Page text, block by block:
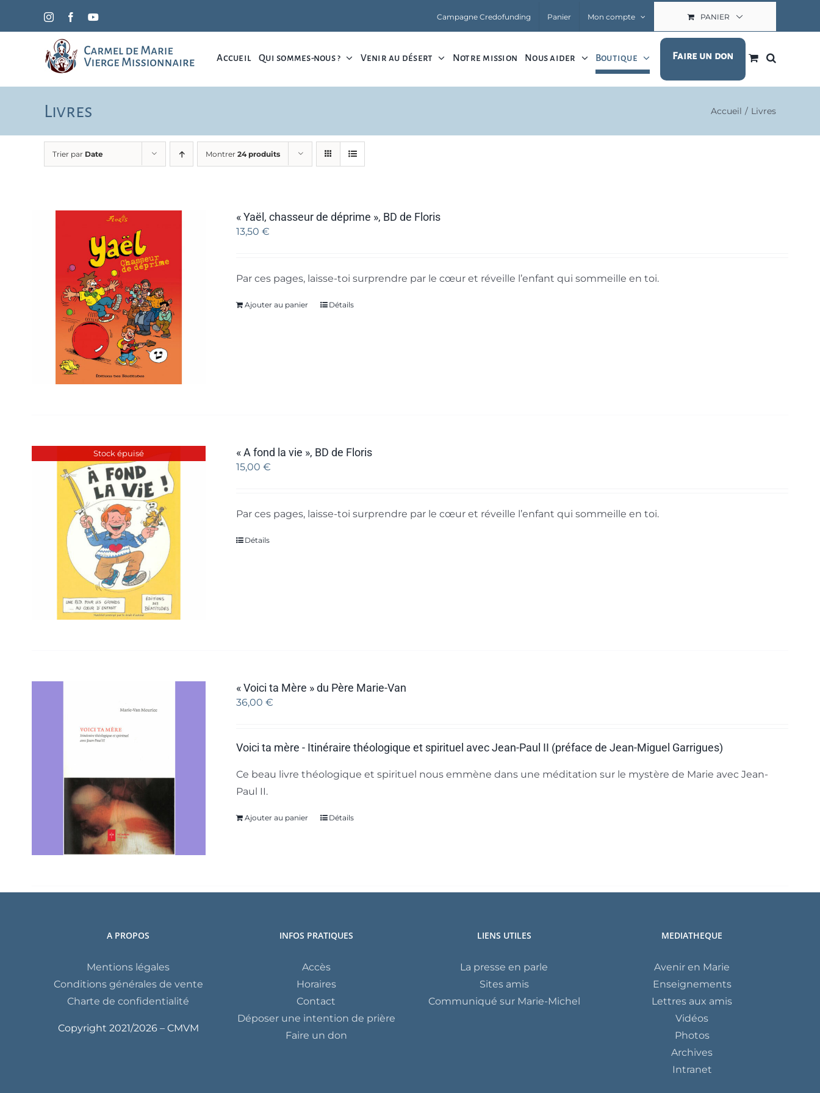
InstagramFacebookYouTube Campagne Credofunding Panier Mon compte PANIER
Accueil Qui sommes-nous ? Venir au désert Notre mission Nous aider Boutique Faire un don
Livres Accueil Livres
Trier par Date Montrer 24 produits
« Yaël, chasseur de déprime », BD de Floris
13,50 €
Par ces pages, laisse-toi surprendre par le cœur et réveille l’enfant qui sommeille en toi.
Ajouter au panier Détails
Stock épuisé « A fond la vie », BD de Floris
15,00 €
Par ces pages, laisse-toi surprendre par le cœur et réveille l’enfant qui sommeille en toi.
Détails
« Voici ta Mère » du Père Marie-Van
36,00 €
Voici ta mère - Itinéraire théologique et spirituel avec Jean-Paul II (préface de Jean-Miguel Garrigues)
Ce beau livre théologique et spirituel nous emmène dans une méditation sur le mystère de Marie avec Jean-
Paul II.
Ajouter au panier Détails
A PROPOS
Mentions légales
Conditions générales de vente
Charte de confidentialité
Copyright 2021/2026 – CMVM
INFOS PRATIQUES
Accès
Horaires
Contact
Déposer une intention de prière
Faire un don
LIENS UTILES
La presse en parle
Sites amis
Communiqué sur Marie-Michel
MEDIATHEQUE
Avenir en Marie
Enseignements
Lettres aux amis
Vidéos
Photos
Archives
Intranet